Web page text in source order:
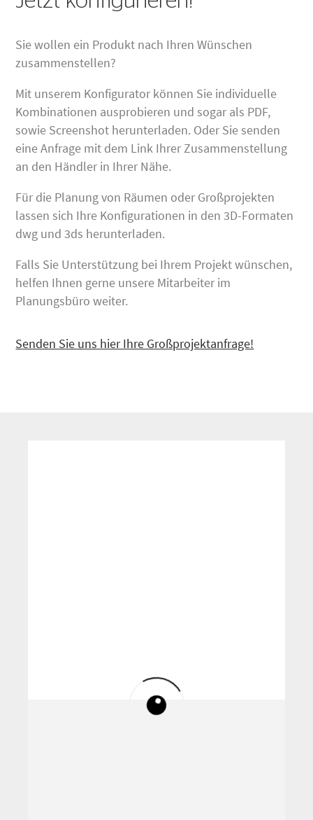
Sie wollen ein Produkt nach Ihren Wünschen
zusammenstellen?
Mit unserem Konfigurator können Sie individuelle
Kombinationen ausprobieren und sogar als PDF,
sowie Screenshot herunterladen. Oder Sie senden
eine Anfrage mit dem Link Ihrer Zusammenstellung
an den Händler in Ihrer Nähe.
Für die Planung von Räumen oder Großprojekten
lassen sich Ihre Konfigurationen in den 3D-Formaten
dwg und 3ds herunterladen.
Falls Sie Unterstützung bei Ihrem Projekt wünschen,
helfen Ihnen gerne unsere Mitarbeiter im
Planungsbüro weiter.
Senden Sie uns hier Ihre Großprojektanfrage!